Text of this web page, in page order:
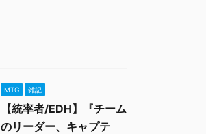
MTG 雑記
【統率者/EDH】『チーム
のリーダー、キャプテ